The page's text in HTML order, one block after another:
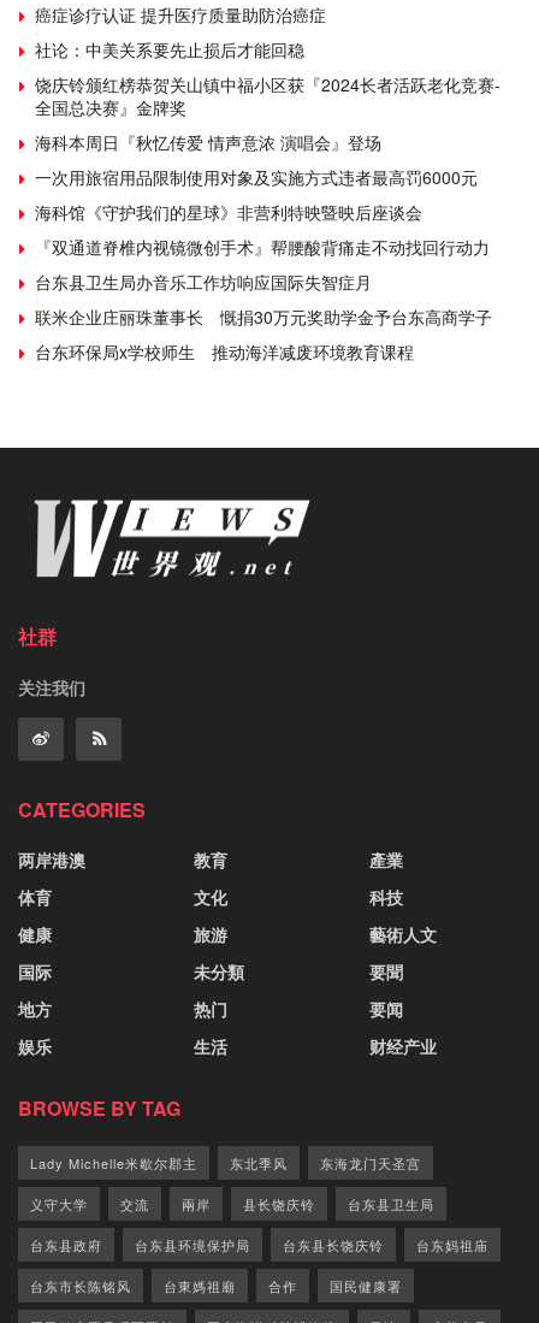
癌症诊疗认证 提升医疗质量助防治癌症
社论：中美关系要先止损后才能回稳
饶庆铃颁红榜恭贺关山镇中福小区获『2024长者活跃老化竞赛-
全国总决赛』金牌奖
海科本周日『秋忆传爱 情声意浓 演唱会』登场
一次用旅宿用品限制使用对象及实施方式违者最高罚6000元
海科馆《守护我们的星球》非营利特映暨映后座谈会
『双通道脊椎内视镜微创手术』帮腰酸背痛走不动找回行动力
台东县卫生局办音乐工作坊响应国际失智症月
联米企业庄丽珠董事长 慨捐30万元奖助学金予台东高商学子
台东环保局x学校师生 推动海洋减废环境教育课程
社群
关注我们
CATEGORIES
两岸港澳
体育
健康
国际
地方
娱乐
教育
文化
旅游
未分類
热门
生活
產業
科技
藝術人文
要聞
要闻
财经产业
BROWSE BY TAG
Lady Michelle米歇尔郡主 东北季风 东海龙门天圣宫
义守大学 交流 兩岸 县长饶庆铃 台东县卫生局
台东县政府 台东县环境保护局 台东县长饶庆铃 台东妈祖庙
台东市长陈铭风 台東媽祖廟 合作 国民健康署